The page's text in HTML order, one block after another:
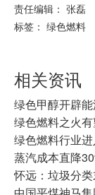
责任编辑： 张磊
标签： 绿色燃料
相关资讯
绿色燃料之火
绿色燃料行业
怀远：垃圾分